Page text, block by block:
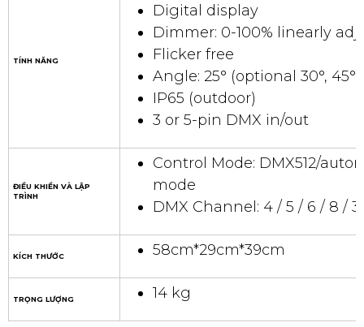
TÍNH NĂNG
Digital display
Dimmer: 0-100% linearly
Flicker free
Angle: 25° (optional 30°, 45°)
IP65 (outdoor)
3 or 5-pin DMX in/out
ĐIỀU KHIỂN VÀ LẬP
TRÌNH
Control Mode: DMX512/
mode
DMX Channel: 4 / 5 / 6 / 8 / 3
KÍCH THƯỚC 58cm*29cm*39cm
TRỌNG LƯỢNG 14 kg